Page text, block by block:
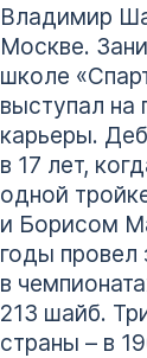
Владимир
Москве.
школе
выступал на
карьеры.
в 17 лет,
одной
и Борисом
годы провел
в
213 шайб.
страны – в